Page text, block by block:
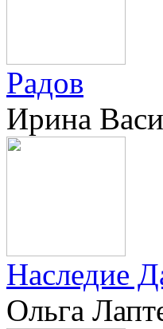
Радов
Ирина
Наследие
Ольга